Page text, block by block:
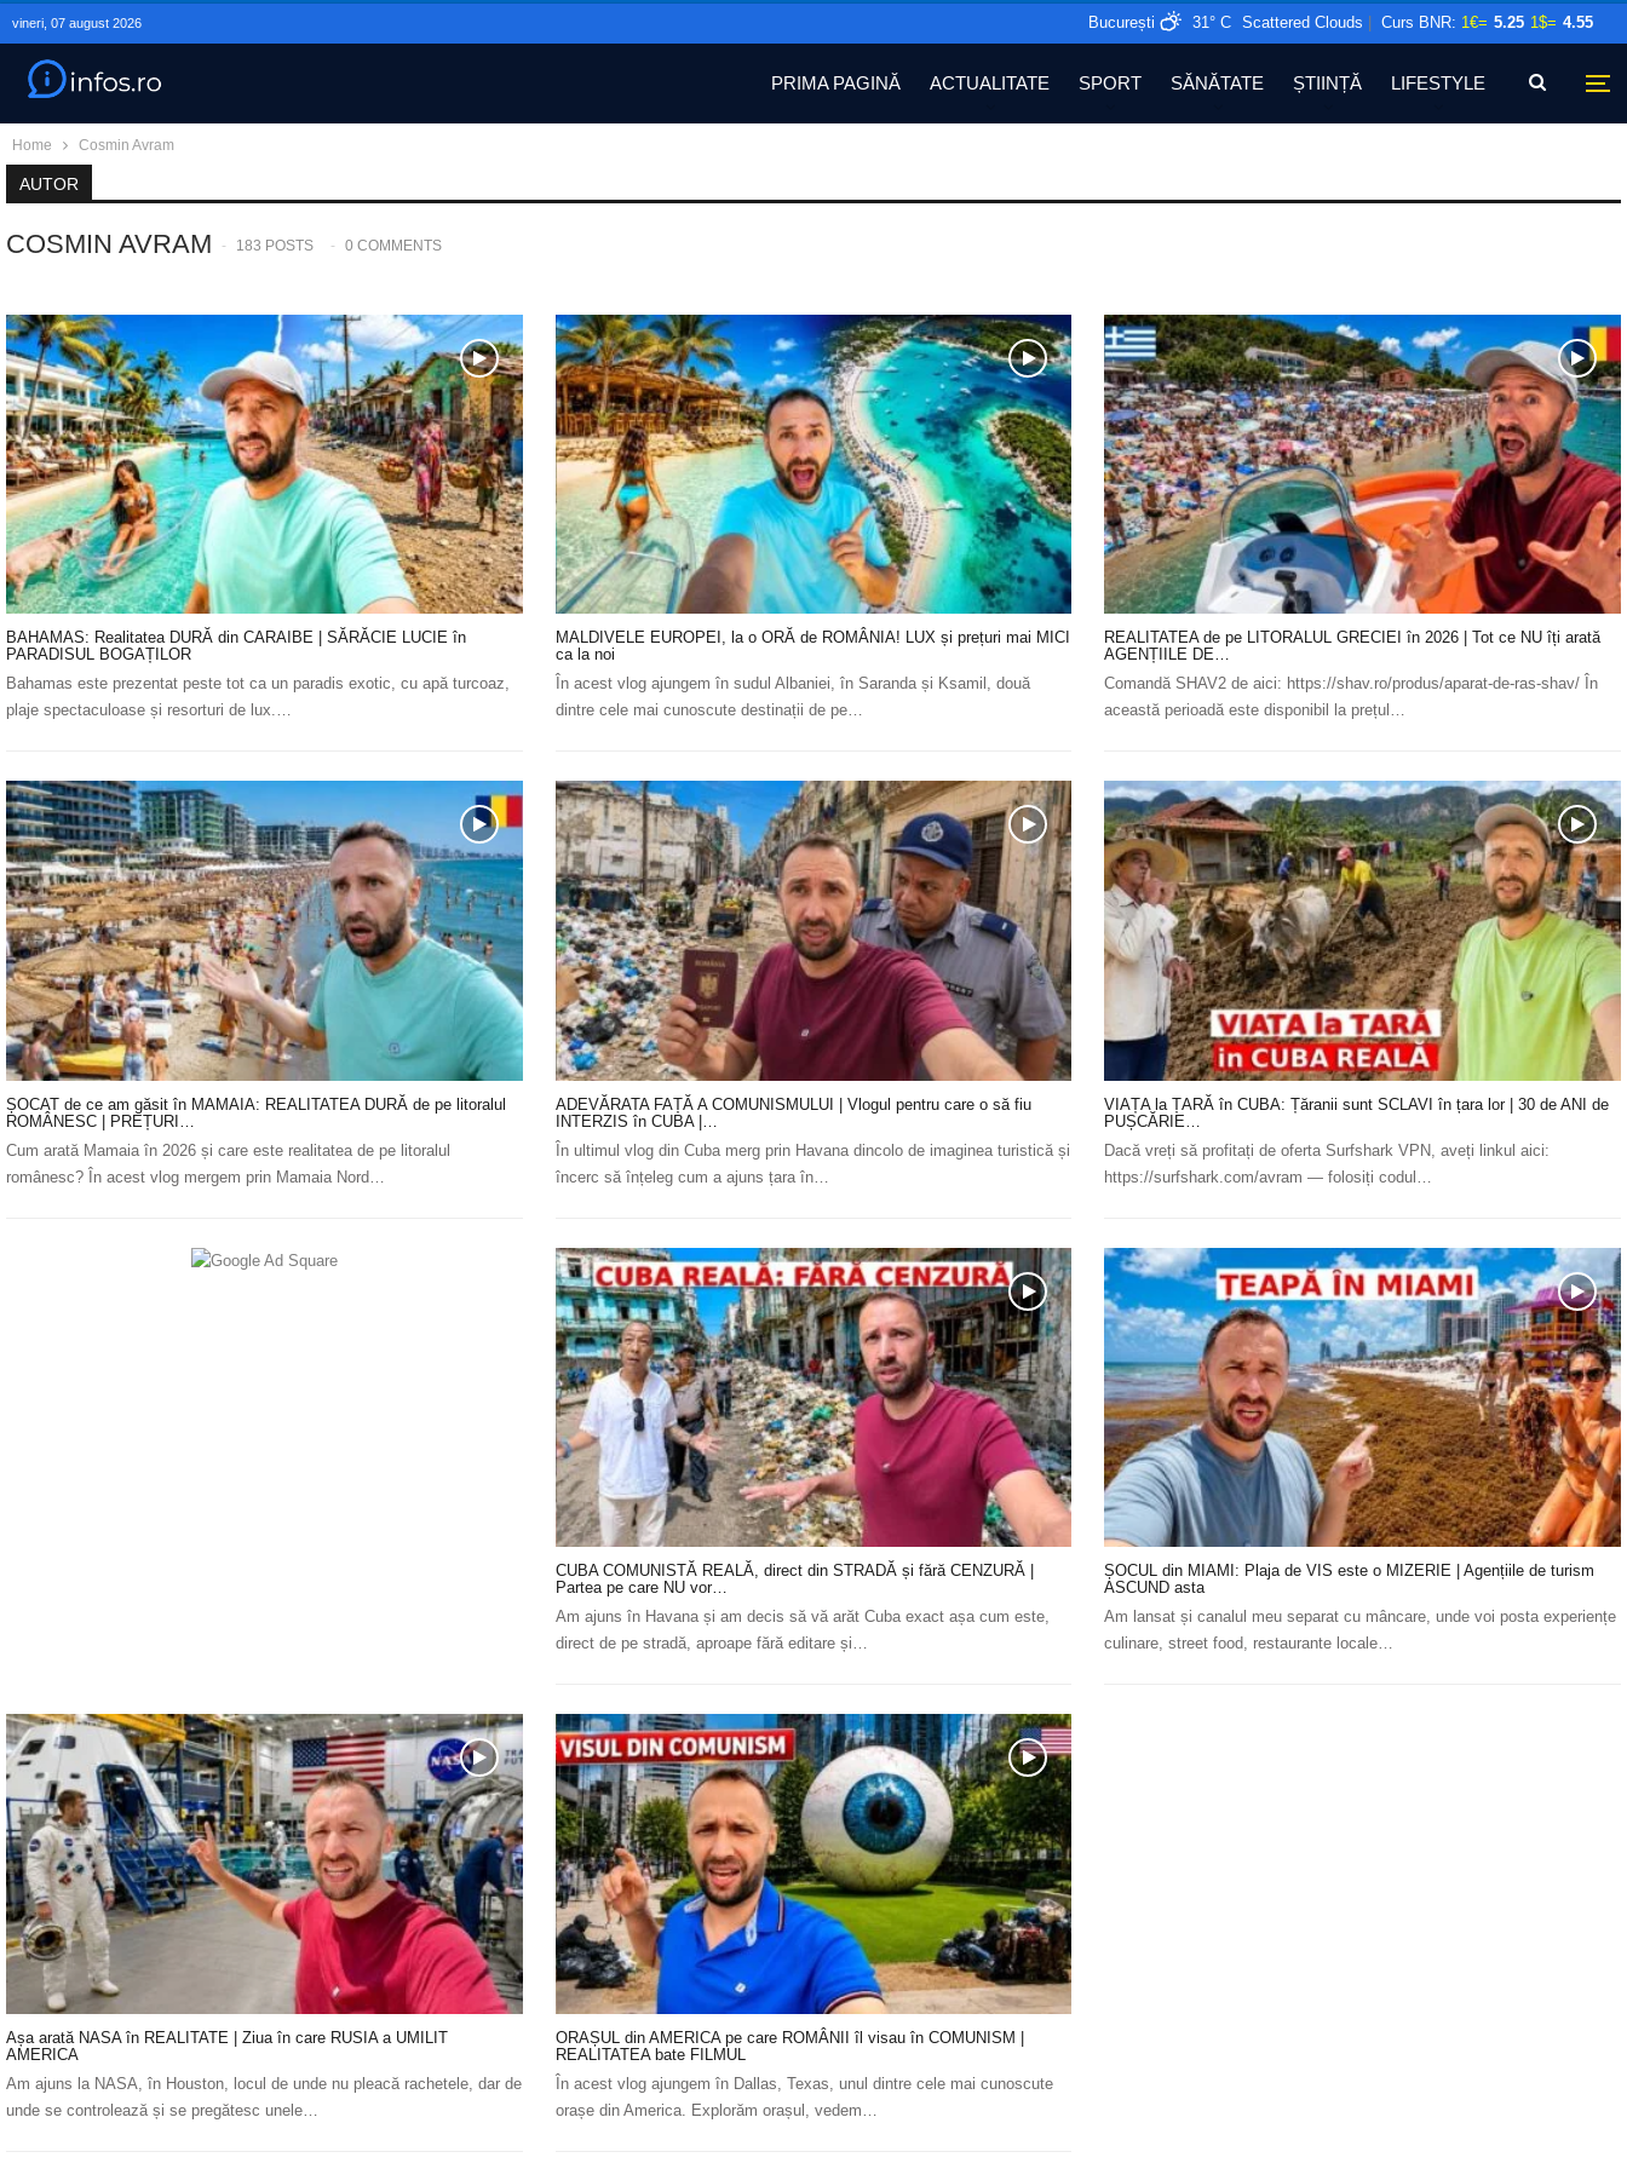
vineri, 07 august 2026 București 31° C Scattered Clouds |Curs BNR: 1€= 5.25 1$= 4.55
PRIMA PAGINĂ ACTUALITATE SPORT SĂNĂTATE ȘTIINȚĂ LIFESTYLE
Home Cosmin Avram
AUTOR
COSMIN AVRAM 183 POSTS 0 COMMENTS
BAHAMAS: Realitatea DURĂ din CARAIBE | SĂRĂCIE LUCIE în
PARADISUL BOGAȚILOR
Bahamas este prezentat peste tot ca un paradis exotic, cu apă turcoaz,
plaje spectaculoase și resorturi de lux.…
MALDIVELE EUROPEI, la o ORĂ de ROMÂNIA! LUX și prețuri mai MICI
ca la noi
În acest vlog ajungem în sudul Albaniei, în Saranda și Ksamil, două
dintre cele mai cunoscute destinații de pe…
REALITATEA de pe LITORALUL GRECIEI în 2026 | Tot ce NU îți arată
AGENȚIILE DE…
Comandă SHAV2 de aici: https://shav.ro/produs/aparat-de-ras-shav/ În
această perioadă este disponibil la prețul…
ȘOCAT de ce am găsit în MAMAIA: REALITATEA DURĂ de pe litoralul
ROMÂNESC | PREȚURI…
Cum arată Mamaia în 2026 și care este realitatea de pe litoralul
românesc? În acest vlog mergem prin Mamaia Nord…
ADEVĂRATA FAȚĂ A COMUNISMULUI | Vlogul pentru care o să fiu
INTERZIS în CUBA |…
În ultimul vlog din Cuba merg prin Havana dincolo de imaginea turistică și
încerc să înțeleg cum a ajuns țara în…
VIAȚA la ȚARĂ în CUBA: Țăranii sunt SCLAVI în țara lor | 30 de ANI de
PUȘCĂRIE…
Dacă vreți să profitați de oferta Surfshark VPN, aveți linkul aici:
https://surfshark.com/avram — folosiți codul…
CUBA COMUNISTĂ REALĂ, direct din STRADĂ și fără CENZURĂ |
Partea pe care NU vor…
Am ajuns în Havana și am decis să vă arăt Cuba exact așa cum este,
direct de pe stradă, aproape fără editare și…
ȘOCUL din MIAMI: Plaja de VIS este o MIZERIE | Agențiile de turism
ASCUND asta
Am lansat și canalul meu separat cu mâncare, unde voi posta experiențe
culinare, street food, restaurante locale…
Așa arată NASA în REALITATE | Ziua în care RUSIA a UMILIT
AMERICA
Am ajuns la NASA, în Houston, locul de unde nu pleacă rachetele, dar de
unde se controlează și se pregătesc unele…
ORAȘUL din AMERICA pe care ROMÂNII îl visau în COMUNISM |
REALITATEA bate FILMUL
În acest vlog ajungem în Dallas, Texas, unul dintre cele mai cunoscute
orașe din America. Explorăm orașul, vedem…